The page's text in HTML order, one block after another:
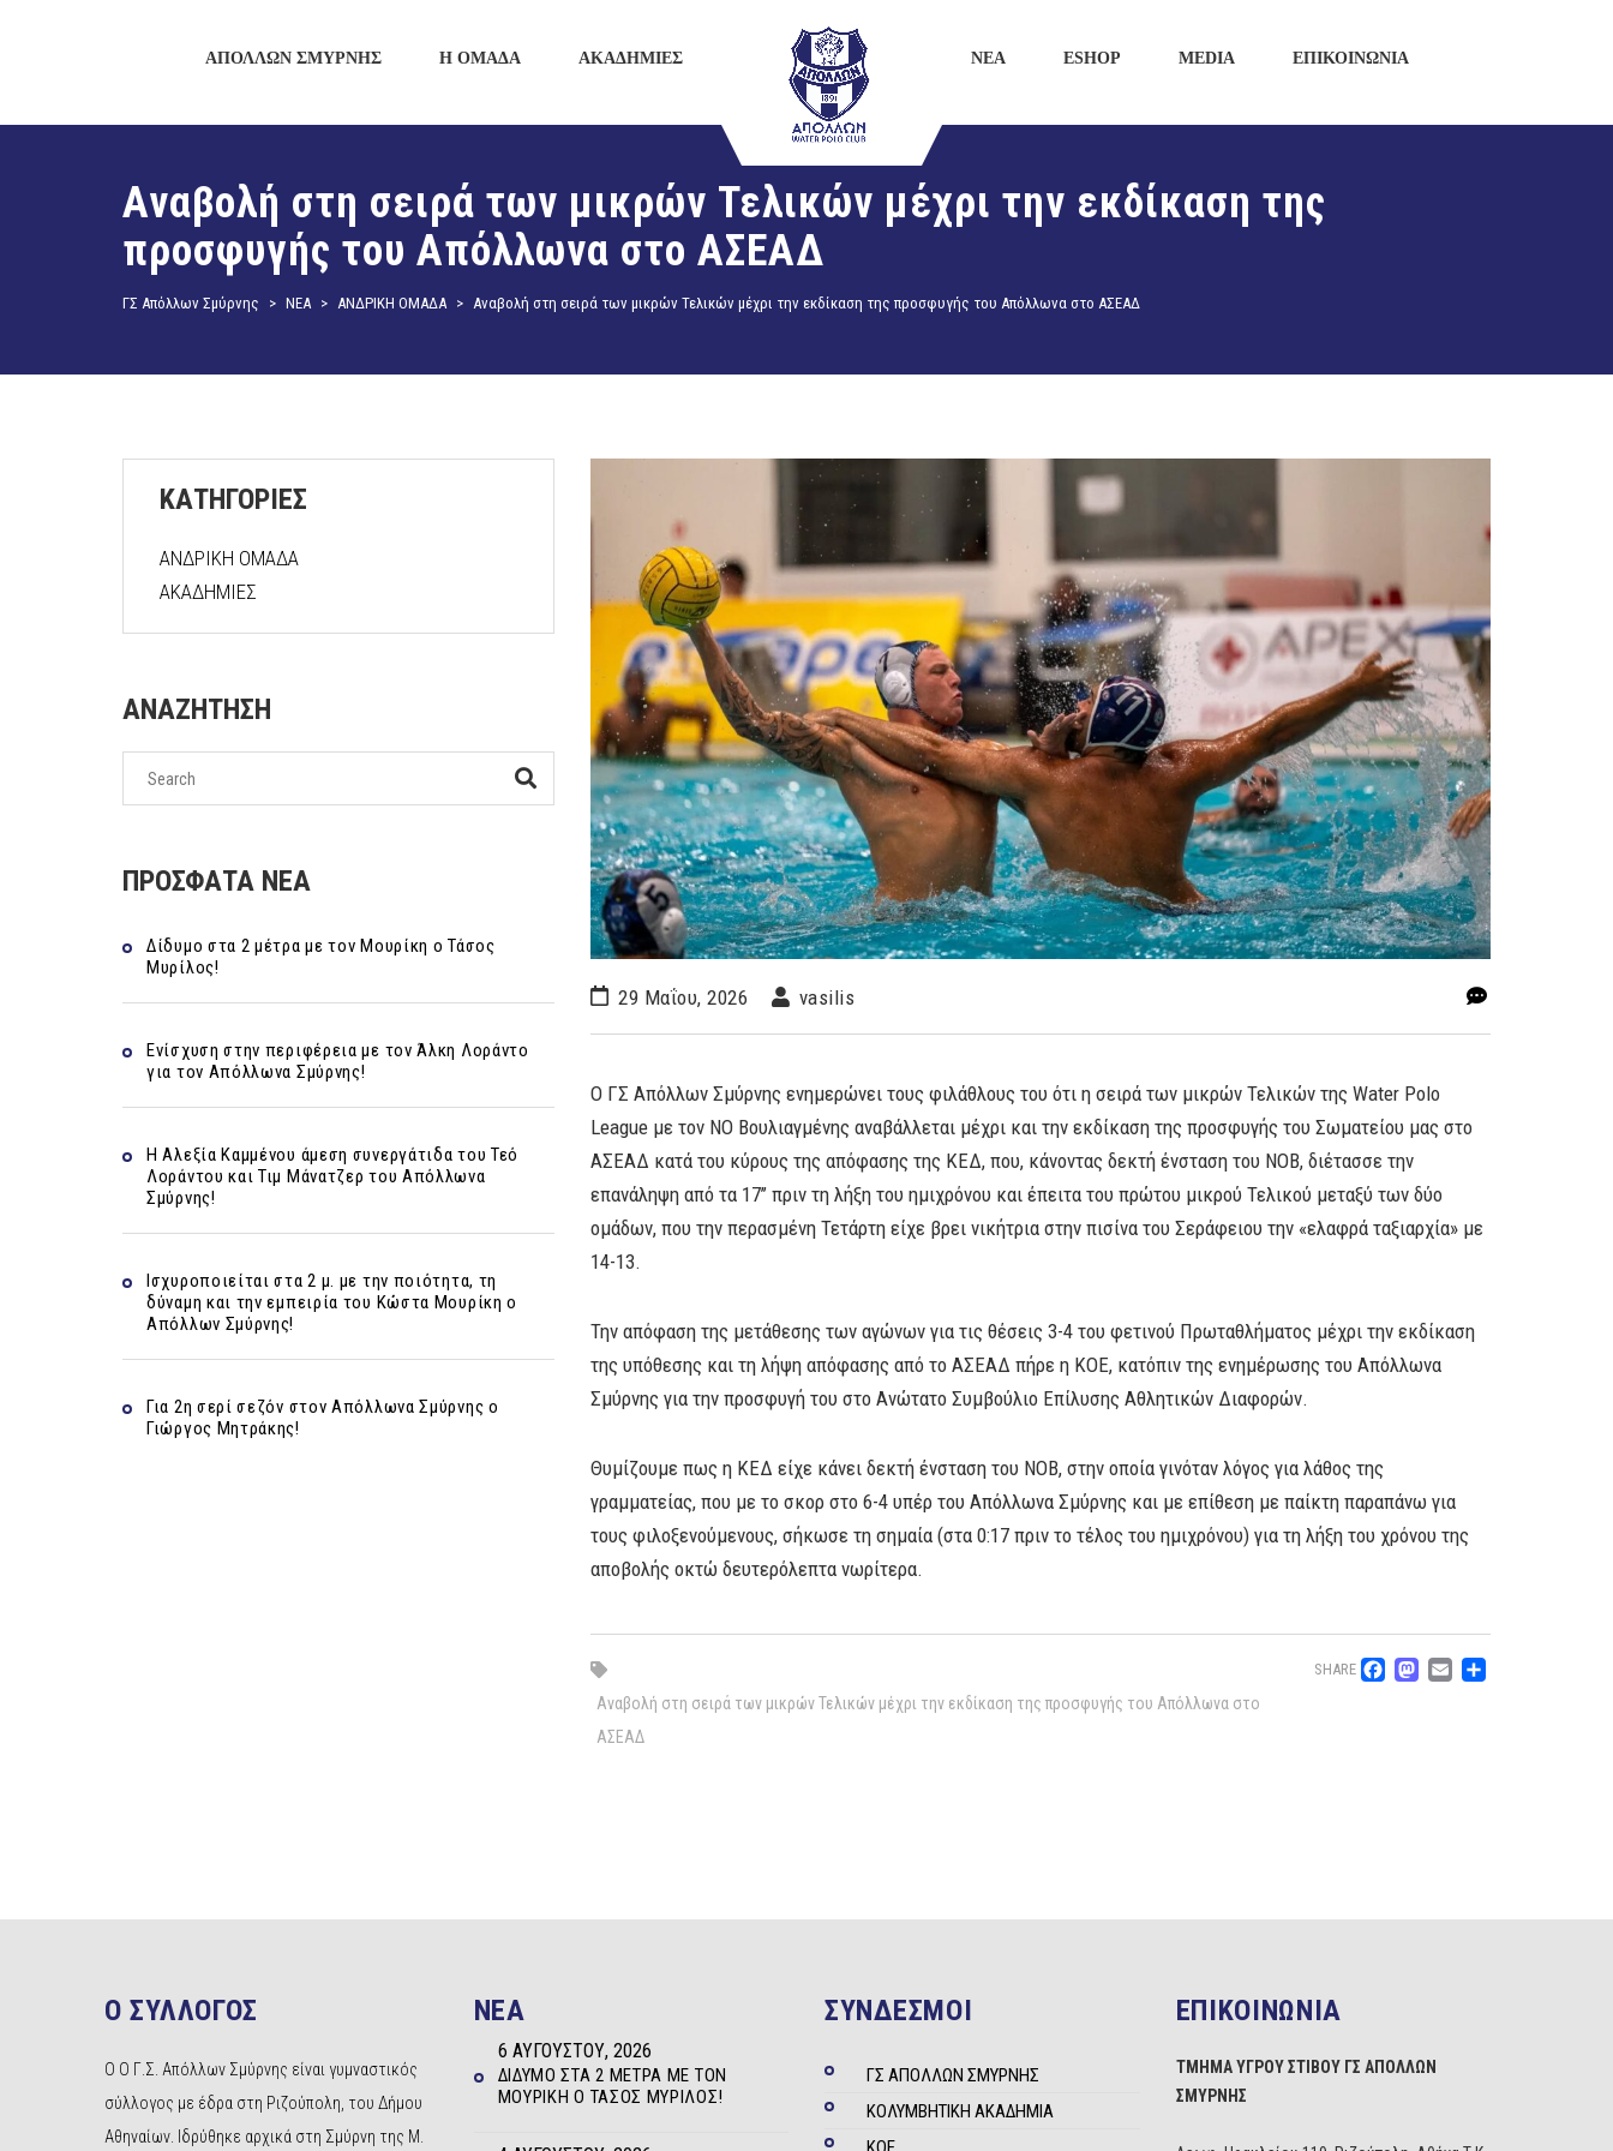
ΑΠΟΛΛΩΝ ΣΜΥΡΝΗΣ Η ΟΜΑΔΑ ΑΚΑΔΗΜΙΕΣ ΝΕΑ ESHOP MEDIA ΕΠΙΚΟΙΝΩΝΙΑ
Αναβολή στη σειρά των μικρών Τελικών μέχρι την εκδίκαση της
προσφυγής του Απόλλωνα στο ΑΣΕΑΔ
ΓΣ Απόλλων Σμύρνης > ΝΕΑ > ΑΝΔΡΙΚΗ ΟΜΑΔΑ > Αναβολή στη σειρά των μικρών Τελικών μέχρι την εκδίκαση της προσφυγής του Απόλλωνα στο ΑΣΕΑΔ
29 Μαΐου, 2026 vasilis
Ο ΓΣ Απόλλων Σμύρνης ενημερώνει τους φιλάθλους του ότι η σειρά των μικρών Τελικών της Water Polo
League με τον ΝΟ Βουλιαγμένης αναβάλλεται μέχρι και την εκδίκαση της προσφυγής του Σωματείου μας στο
ΑΣΕΑΔ κατά του κύρους της απόφασης της ΚΕΔ, που, κάνοντας δεκτή ένσταση του ΝΟΒ, διέτασσε την
επανάληψη από τα 17’’ πριν τη λήξη του ημιχρόνου και έπειτα του πρώτου μικρού Τελικού μεταξύ των δύο
ομάδων, που την περασμένη Τετάρτη είχε βρει νικήτρια στην πισίνα του Σεράφειου την «ελαφρά ταξιαρχία» με
14-13.
Την απόφαση της μετάθεσης των αγώνων για τις θέσεις 3-4 του φετινού Πρωταθλήματος μέχρι την εκδίκαση
της υπόθεσης και τη λήψη απόφασης από το ΑΣΕΑΔ πήρε η ΚΟΕ, κατόπιν της ενημέρωσης του Απόλλωνα
Σμύρνης για την προσφυγή του στο Ανώτατο Συμβούλιο Επίλυσης Αθλητικών Διαφορών.
Θυμίζουμε πως η ΚΕΔ είχε κάνει δεκτή ένσταση του ΝΟΒ, στην οποία γινόταν λόγος για λάθος της
γραμματείας, που με το σκορ στο 6-4 υπέρ του Απόλλωνα Σμύρνης και με επίθεση με παίκτη παραπάνω για
τους φιλοξενούμενους, σήκωσε τη σημαία (στα 0:17 πριν το τέλος του ημιχρόνου) για τη λήξη του χρόνου της
αποβολής οκτώ δευτερόλεπτα νωρίτερα.
Αναβολή στη σειρά των μικρών Τελικών μέχρι την εκδίκαση της προσφυγής του Απόλλωνα στο
ΑΣΕΑΔ
SHARE Facebook
Mastodon
Email
ΚΑΤΗΓΟΡΙΕΣ
ΑΝΔΡΙΚΗ ΟΜΑΔΑ
ΑΚΑΔΗΜΙΕΣ
ΑΝΑΖΗΤΗΣΗ
ΠΡΟΣΦΑΤΑ ΝΕΑ
Δίδυμο στα 2 μέτρα με τον Μουρίκη ο Τάσος
Μυρίλος!
Ενίσχυση στην περιφέρεια με τον Άλκη Λοράντο
για τον Απόλλωνα Σμύρνης!
Η Αλεξία Καμμένου άμεση συνεργάτιδα του Τεό
Λοράντου και Τιμ Μάνατζερ του Απόλλωνα
Σμύρνης!
Ισχυροποιείται στα 2 μ. με την ποιότητα, τη
δύναμη και την εμπειρία του Κώστα Μουρίκη ο
Απόλλων Σμύρνης!
Για 2η σερί σεζόν στον Απόλλωνα Σμύρνης ο
Γιώργος Μητράκης!
Ο ΣΥΛΛΟΓΟΣ
Ο Ο Γ.Σ. Απόλλων Σμύρνης είναι γυμναστικός
σύλλογος με έδρα στη Ριζούπολη, του Δήμου
Αθηναίων. Ιδρύθηκε αρχικά στη Σμύρνη της Μ.
NEA
ΔΊΔΥΜΟ ΣΤΑ 2 ΜΈΤΡΑ ΜΕ ΤΟΝ
ΜΟΥΡΊΚΗ Ο ΤΆΣΟΣ ΜΥΡΊΛΟΣ!
6 ΑΥΓΟΎΣΤΟΥ, 2026
ΣΥΝΔΕΣΜΟΙ
ΓΣ ΑΠΟΛΛΩΝ ΣΜΥΡΝΗΣ
ΚΟΛΥΜΒΗΤΙΚΗ ΑΚΑΔΗΜΙΑ
ΕΠΙΚΟΙΝΩΝΙΑ
ΤΜΗΜΑ ΥΓΡΟΥ ΣΤΙΒΟΥ ΓΣ ΑΠΟΛΛΩΝ
ΣΜΥΡΝΗΣ